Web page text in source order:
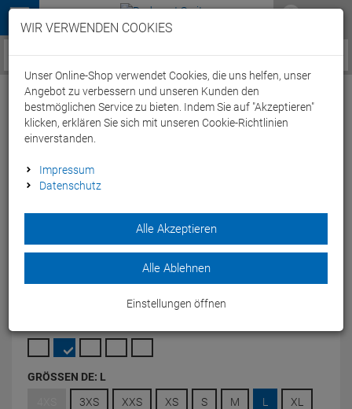
Menü
Service / Hilfe
Arena Team Line Unisex Trainingsjacke
004909 - L navy
Herstellernummer: 004909
Die arena Team Line Jacket Wärmejacke ist eine Thermojacke
GRÖSSEN DE: L
3XS XXS XS S M L XL
WIR VERWENDEN COOKIES
Unser Online-Shop verwendet Cookies, die uns helfen, unser
Angebot zu verbessern und unseren Kunden den
bestmöglichen Service zu bieten. Indem Sie auf "Akzeptieren"
klicken, erklären Sie sich mit unseren Cookie-Richtlinien
einverstanden.
Impressum
Datenschutz
Alle Akzeptieren
Alle Ablehnen
Einstellungen öffnen